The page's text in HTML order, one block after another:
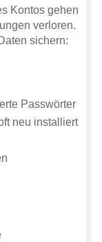
Kontos gehen
verloren.
sichern:
Passwörter
neu installiert